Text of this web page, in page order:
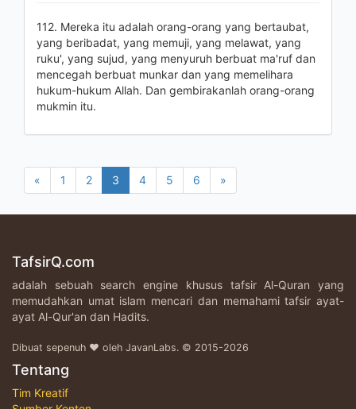
112. Mereka itu adalah orang-orang yang bertaubat,
yang beribadat, yang memuji, yang melawat, yang
ruku', yang sujud, yang menyuruh berbuat ma'ruf dan
mencegah berbuat munkar dan yang memelihara
hukum-hukum Allah. Dan gembirakanlah orang-orang
mukmin itu.
« 1 2 3 4 5 6 »
TafsirQ.com
adalah sebuah search engine khusus tafsir Al-Quran yang
memudahkan umat islam mencari dan memahami tafsir ayat-
ayat Al-Qur'an dan Hadits.
Dibuat sepenuh ♥ oleh JavanLabs. © 2015-2026
Tentang
Tim Kreatif